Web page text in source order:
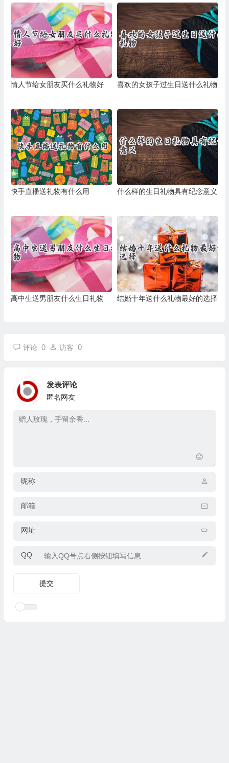
情人节给女朋友买什么礼物好 喜欢的女孩子过生日送什么礼物
快手直播送礼物有什么用 什么样的生日礼物具有纪念意义
高中生送男朋友什么生日礼物 结婚十年送什么礼物最好的选择
评论 0 访客 0
发表评论
匿名网友
昵称
邮箱
网址
QQ